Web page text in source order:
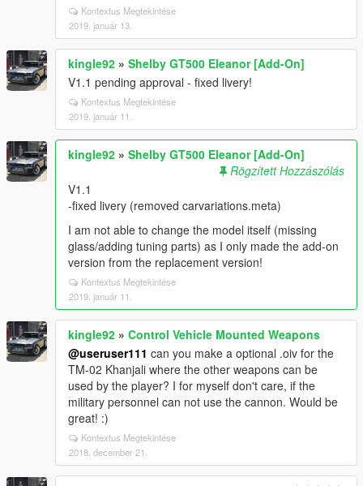
Kontextus Megtekintése
2019. január 13.
kingle92 » Shelby GT500 Eleanor [Add-On]
V1.1 pending approval - fixed livery!
Kontextus Megtekintése
2019. január 11.
kingle92 » Shelby GT500 Eleanor [Add-On]
Rögzített Hozzászólás
V1.1
-fixed livery (removed carvariations.meta)
I am not able to change the model itself (missing
glass/adding tuning parts) as I only made the add-on
version from the replacement version!
Kontextus Megtekintése
2019. január 11.
kingle92 » Control Vehicle Mounted Weapons
@useruser111 can you make a optional .oiv for the
TM-02 Khanjali where the other weapons can be
used by the player? I for myself don't care, if the
military personnel can not use the cannon. Would be
great! :)
Kontextus Megtekintése
2018. december 21.